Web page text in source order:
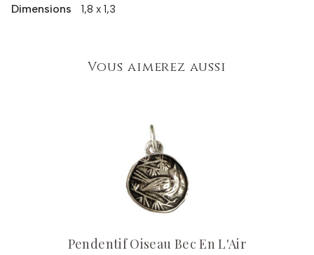
Dimensions 1,8 x 1,3
Vous aimerez aussi
Pendentif Oiseau Bec En L'Air